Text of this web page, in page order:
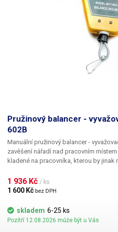
Pružinový balancer -
602B
Manuální pružinový balancer -
zavěšení nářadí nad pracovním
kladené na pracovníka, kterou by jinak
poloze nulovou váhu a není třeba nic
budete mít své nářadí vždy v optimální
usnadní a značně urychlí Vaši práci.
komfortem také zvýší samotnou
zavěšení nehrozí pád nářadí na zem,
nevhodným umístěním. Mimo výše
1 936 Kč / ks
1 600 Kč bez DPH
skladem 6-25 ks
Pozítří 12.08.2026 může být u Vás